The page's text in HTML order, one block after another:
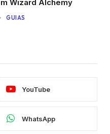
Wizard Alchemy
GUIAS
YouTube
WhatsApp